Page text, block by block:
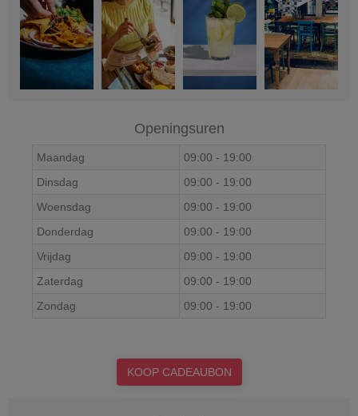
Openingsuren
Maandag 09:00 - 19:00
Dinsdag
09:00 - 19:00
Woensdag
09:00 - 19:00
Donderdag
09:00 - 19:00
Vrijdag
09:00 - 19:00
Zaterdag
09:00 - 19:00
Zondag
09:00 - 19:00
KOOP CADEAUBON